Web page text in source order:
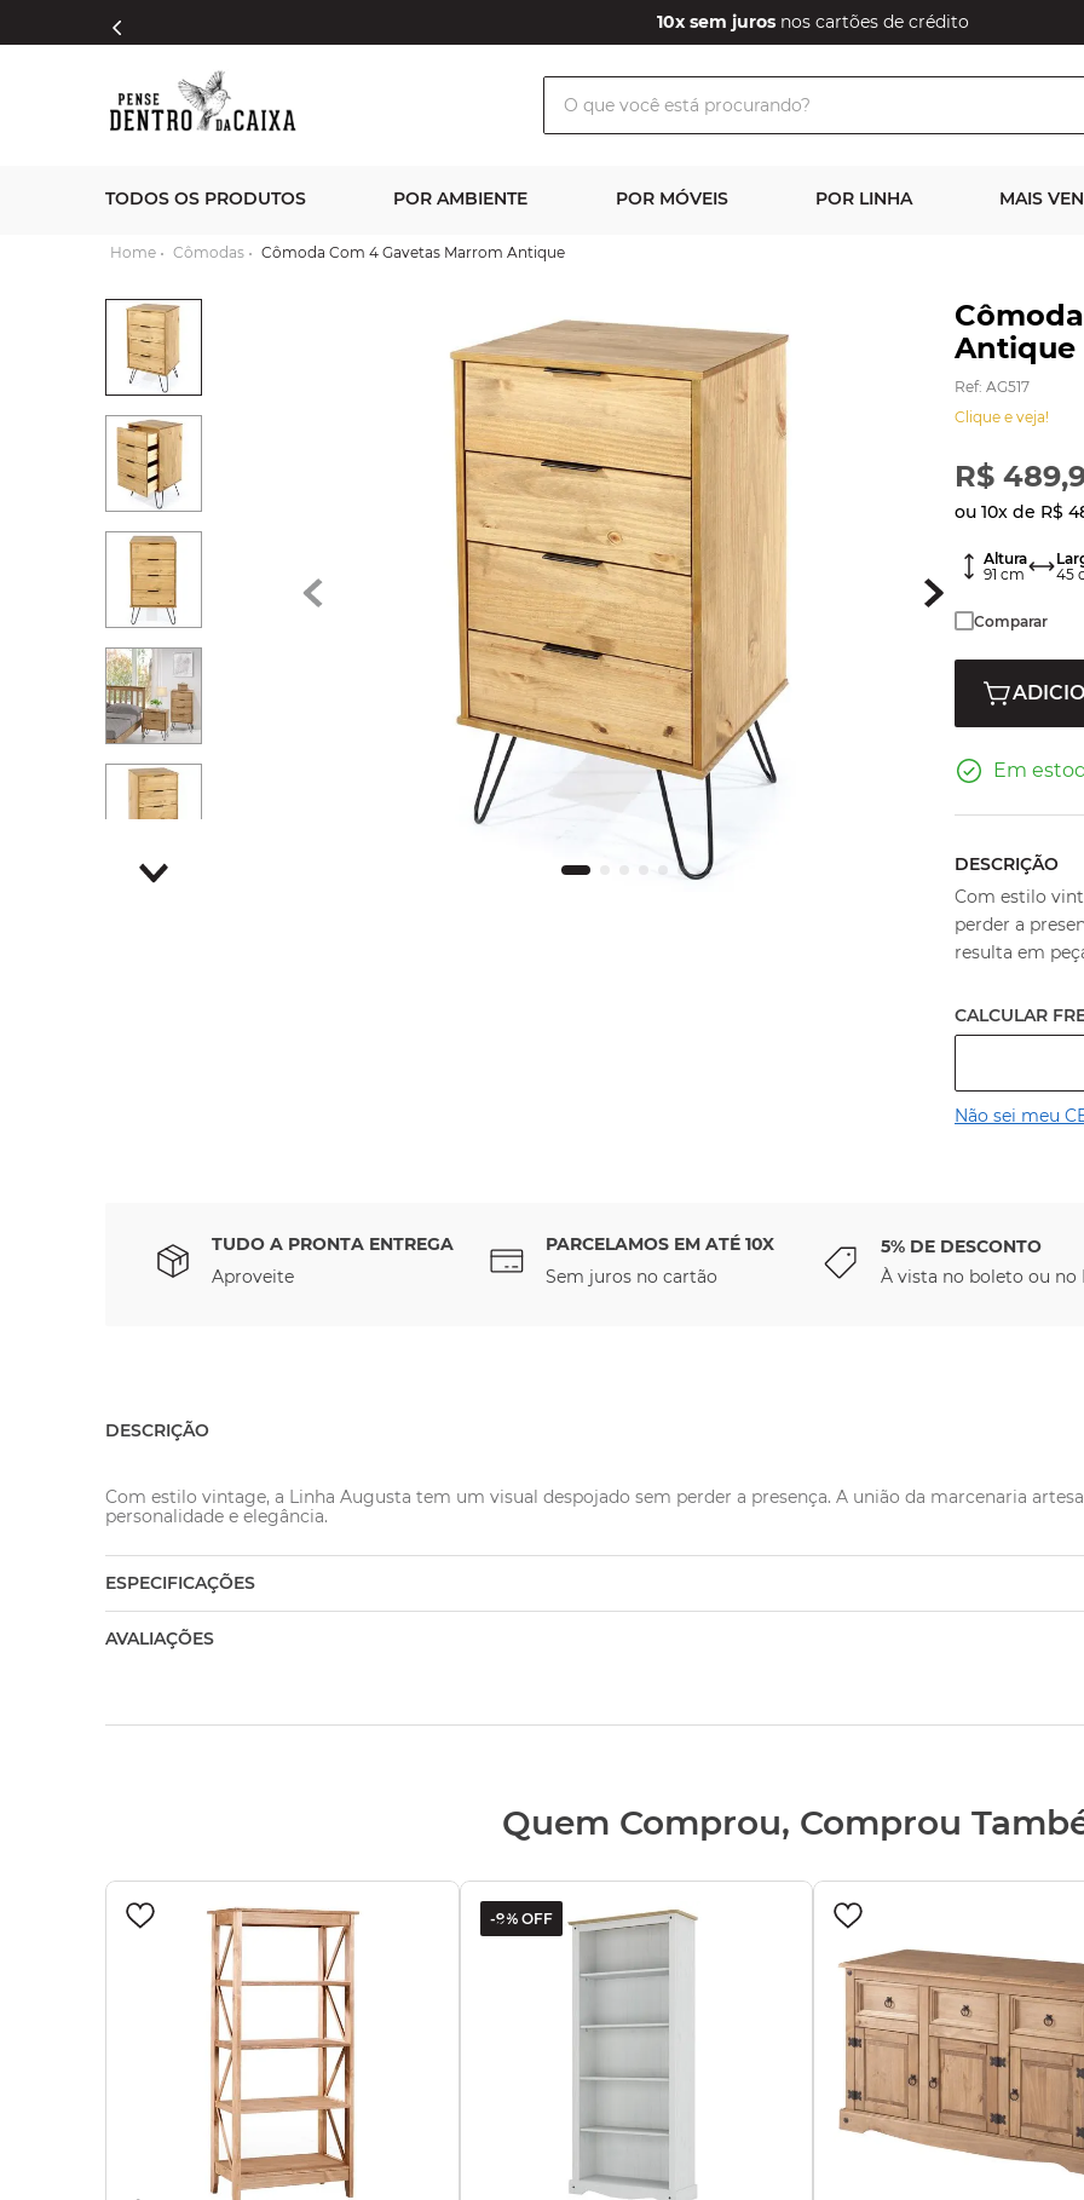
10x sem jurosnos cartões de crédito
O que você está procurando?
TODOS OS PRODUTOS POR AMBIENTE POR MÓVEIS POR LINHA MAIS
Cômodas Cômoda Com 4 Gavetas Marrom Antique
Antique
Ref: AG517
Clique e veja!
R$ 489,
ou 10x de R$
Altura
91 cm
45
Comparar
Em
DESCRIÇÃO
Com estilo
perder a
resulta em
Não sei meu
TUDO A PRONTA ENTREGA
Aproveite
PARCELAMOS EM ATÉ 10X
Sem juros no cartão
5% DE DESCONTO
À vista no boleto ou no
DESCRIÇÃO
Com estilo vintage, a Linha Augusta tem um visual despojado sem perder a presença. A união da marcenaria
personalidade e elegância.
ESPECIFICAÇÕES
AVALIAÇÕES
Quem Comprou, Comprou
-9%OFF